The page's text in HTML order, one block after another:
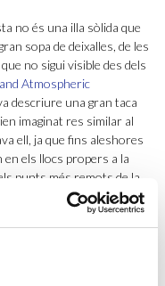
no és una illa sòlida que
sopa de deixalles, de les
que no sigui visible des dels
Atmospheric
descriure una gran taca
imaginat res similar al
ell, ja que fins aleshores
en els llocs propers a la
punts més remots de la
no ha deixat de
Al mateix temps que